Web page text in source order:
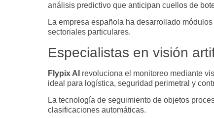
análisis predictivo que anticipan cuellos de
La empresa española ha desarrollado
sectoriales particulares.
Especialistas en visión
Flypix AI revoluciona el monitoreo mediante
ideal para logística, seguridad perimetral y
La tecnología de seguimiento de objetos
clasificaciones automáticas.